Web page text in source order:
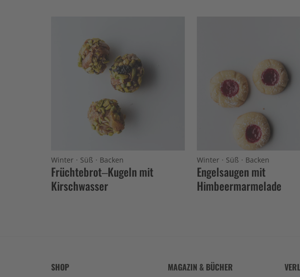
Winter · Süß · Backen
Früchtebrot–Kugeln mit
Kirschwasser
Winter · Süß · Backen
Engelsaugen mit
Himbeermarmelade
SHOP MAGAZIN & BÜCHER